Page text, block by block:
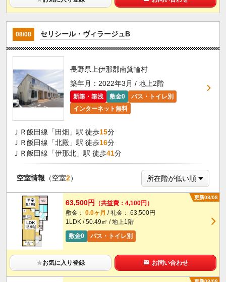
08/08 セリシール・ヴィラージュB
長野県上伊那郡南箕輪村
築年月：2022年3月 / 地上2階
新築・築浅 敷金0
バス・トイレ別
インターネット無料
ＪＲ飯田線「田畑」駅 徒歩15分
ＪＲ飯田線「北殿」駅 徒歩16分
ＪＲ飯田線「伊那北」駅 徒歩41分
空室情報 （空室2）
更新08/08
63,500円
（共益費：4,100円）
敷金： 0.0ヶ月 / 礼金： 63,500円
1LDK / 50.49㎡ / 地上1階
敷金0
バス・トイレ別
★お気に入り登録 お問い合わせ